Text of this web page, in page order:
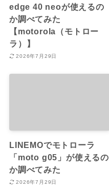
edge 40 neoが使えるの
か調べてみた
【motorola（モトロー
ラ）】
2026年7月29日
LINEMOでモトローラ
「moto g05」が使えるの
か調べてみた
2026年7月29日